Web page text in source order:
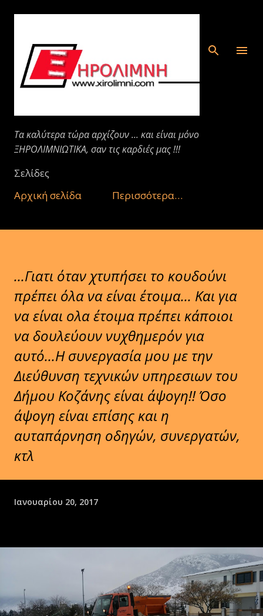
Μετάβαση στο κύριο περιεχόμενο
Τα καλύτερα τώρα αρχίζουν ... και είναι μόνο
ΞΗΡΟΛΙΜΝΙΩΤΙΚΑ, σαν τις καρδιές μας !!!
Σελίδες
Αρχική σελίδα
Περισσότερα…
...Γιατι όταν χτυπήσει το κουδούνι
πρέπει όλα να είναι έτοιμα... Και για
να είναι ολα έτοιμα πρέπει κάποιοι
να δουλεύουν νυχθημερόν για
αυτό...Η συνεργασία μου με την
Διεύθυνση τεχνικών υπηρεσιων του
Δήμου Κοζάνης είναι άψογη!! Όσο
άψογη είναι επίσης και η
αυταπάρνηση οδηγών, συνεργατών,
κτλ
Ιανουαρίου 20, 2017